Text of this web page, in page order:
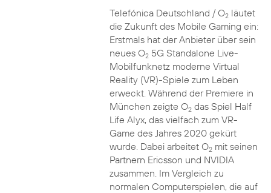
Telefónica Deutschland / O2läutet
die Zukunft des Mobile Gaming ein:
Erstmals hat der Anbieter über sein
neues O25G Standalone Live-
Mobilfunknetz moderne Virtual
Reality (VR)-Spiele zum Leben
erweckt. Während der Premiere in
München zeigte O2das Spiel Half
Life Alyx, das vielfach zum VR-
Game des Jahres 2020 gekürt
wurde. Dabei arbeitet O2mit seinen
Partnern Ericsson und NVIDIA
zusammen. Im Vergleich zu
normalen Computerspielen, die auf